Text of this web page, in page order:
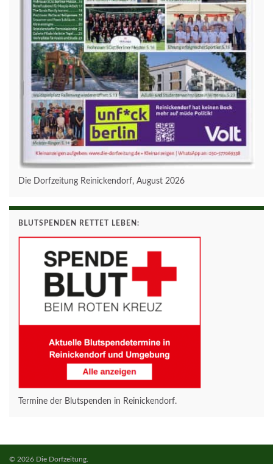
Die Dorfzeitung Reinickendorf, August 2026
BLUTSPENDEN RETTET LEBEN:
Termine der Blutspenden in Reinickendorf.
© 2026 Die Dorfzeitung.